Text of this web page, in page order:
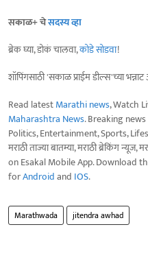
सकाळ+ चेसदस्य व्हा
ब्रेक घ्या, डोकं चालवा,कोडे सोडवा!
शॉपिंगसाठी 'सकाळ प्राईम डील्स'च्या
Read latestMarathi news, Watch
Maharashtra News. Breaking
Politics, Entertainment, Sports,
मराठी ताज्या बातम्या, मराठी ब्रेकिंग
on Esakal Mobile App. Download
forAndroidand IOS.
Marathwada jitendra awhad